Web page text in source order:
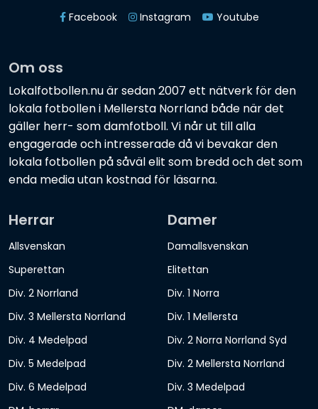
Facebook Instagram Youtube
Om oss
Lokalfotbollen.nu är sedan 2007 ett nätverk för den
lokala fotbollen i Mellersta Norrland både när det
gäller herr- som damfotboll. Vi når ut till alla
engagerade och intresserade då vi bevakar den
lokala fotbollen på såväl elit som bredd och det som
enda media utan kostnad för läsarna.
Herrar
Allsvenskan
Superettan
Div. 2 Norrland
Div. 3 Mellersta Norrland
Div. 4 Medelpad
Div. 5 Medelpad
Div. 6 Medelpad
Damer
Damallsvenskan
Elitettan
Div. 1 Norra
Div. 1 Mellersta
Div. 2 Norra Norrland Syd
Div. 2 Mellersta Norrland
Div. 3 Medelpad